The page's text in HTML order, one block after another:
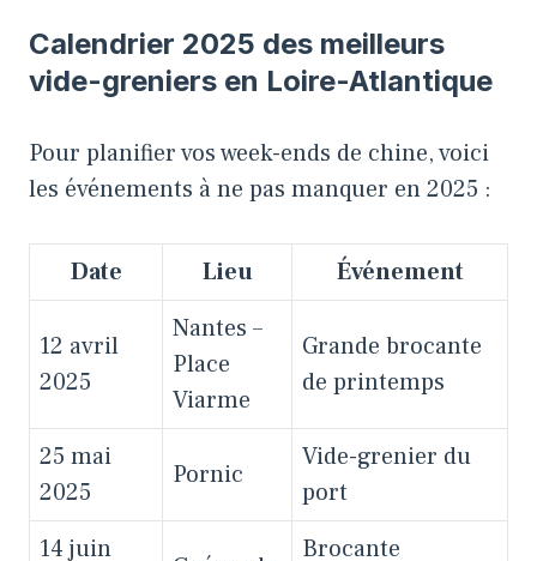
Calendrier 2025 des meilleurs
vide-greniers en Loire-Atlantique
Pour planifier vos week-ends de chine, voici
les événements à ne pas manquer en 2025 :
Date Lieu Événement
12 avril
2025
Nantes –
Place
Viarme
Grande brocante
de printemps
25 mai
2025
Pornic
Vide-grenier du
port
14 juin
Brocante